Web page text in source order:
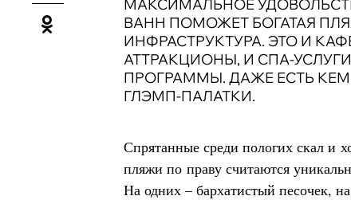
МАКСИМАЛЬНОЕ
ВАНН ПОМОЖЕТ БОГАТАЯ
ИНФРАСТРУКТУРА. ЭТО И
АТТРАКЦИОНЫ, И СПА-
ПРОГРАММЫ. ДАЖЕ ЕСТЬ
ГЛЭМП-ПАЛАТКИ.
Спрятанные среди пологих скал и
пляжи по праву считаются
На одних – бархатистый песочек,